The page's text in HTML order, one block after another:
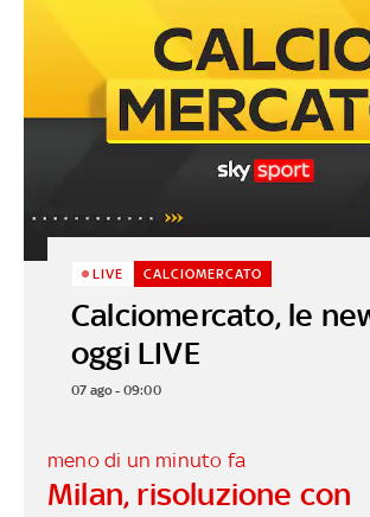
meno di un minuto fa
Milan, risoluzione con
Calciomercato, le
oggi LIVE
LIVE CALCIOMERCATO
07 ago - 09:00